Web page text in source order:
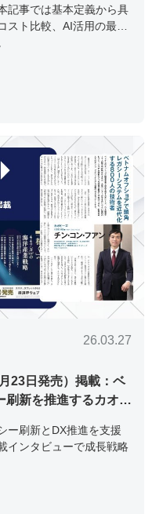
記事では基本定義から具
ト比較、AI活用の最新
26.03.27
23日発売）掲載：ベ
刷新を推進するカオピ
ー刷新とDX推進を支援
インタビューで成長戦略